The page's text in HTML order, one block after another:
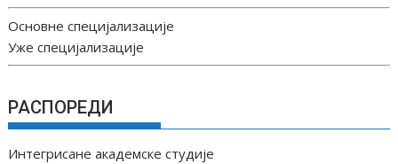
Основне специјализације
Уже специјализације
РАСПОРЕДИ
Интегрисане академске студије